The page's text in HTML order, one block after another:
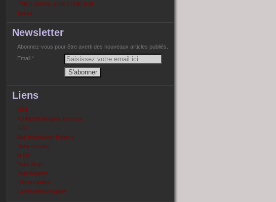
Police partout, justice nulle part
Social
Newsletter
Abonnez-vous pour être averti des nouveaux articles publiés.
Email
Liens
OCL
le blog de jacques tourtaux
ICO
Anti répression Poitiers
Sons en lutte
la QV
Bure Stop !
Stop Nogent
Info nucléaire
La mouette enragée